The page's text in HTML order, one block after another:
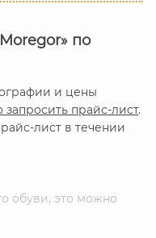
по
и цены
запросить прайс-лист.
лист в течении
обуви, это можно